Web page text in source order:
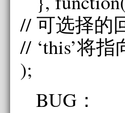
// 可选择的
// ‘this’将
);
BUG：